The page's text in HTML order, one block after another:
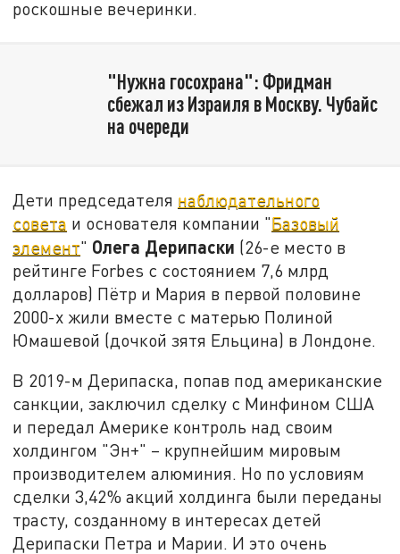
роскошные вечеринки.
"Нужна госохрана": Фридман
сбежал из Израиля в Москву. Чубайс
на очереди
Дети председателя наблюдательного
совета и основателя компании "Базовый
элемент" Олега Дерипаски (26-е место в
рейтинге Forbes с состоянием 7,6 млрд
долларов) Пётр и Мария в первой половине
2000-х жили вместе с матерью Полиной
Юмашевой (дочкой зятя Ельцина) в Лондоне.
В 2019-м Дерипаска, попав под американские
санкции, заключил сделку с Минфином США
и передал Америке контроль над своим
холдингом "Эн+" – крупнейшим мировым
производителем алюминия. Но по условиям
сделки 3,42% акций холдинга были переданы
трасту, созданному в интересах детей
Дерипаски Петра и Марии. И это очень